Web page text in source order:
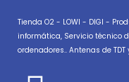
Tienda O2 - LOWI - DIGI -
informática, Servicio técnico
ordenadores.. Antenas de